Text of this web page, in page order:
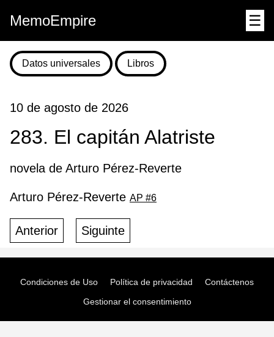
MemoEmpire ☰
Datos universales Libros
10 de agosto de 2026
283. El capitán Alatriste
novela de Arturo Pérez-Reverte
Arturo Pérez-Reverte AP #6
Anterior Siguinte
Condiciones de Uso Política de privacidad
Contáctenos
Gestionar el consentimiento